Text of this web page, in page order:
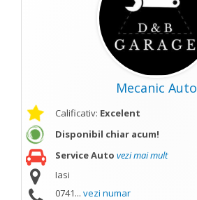
Mecanic Auto
Calificativ: Excelent
Disponibil chiar acum!
Service Auto vezi mai mult
Iasi
0741... vezi numar